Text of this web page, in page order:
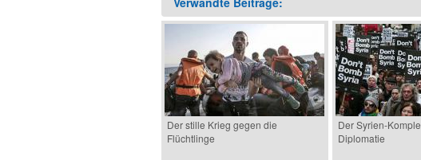
Der stille Krieg gegen die
Flüchtlinge
Der Syrien-
Diplomatie